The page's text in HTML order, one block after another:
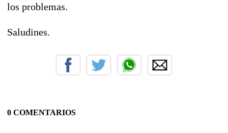
los problemas.
Saludines.
0 COMENTARIOS